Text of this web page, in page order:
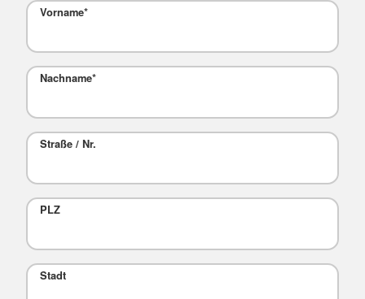
Vorname*
Nachname*
Straße / Nr.
PLZ
Stadt